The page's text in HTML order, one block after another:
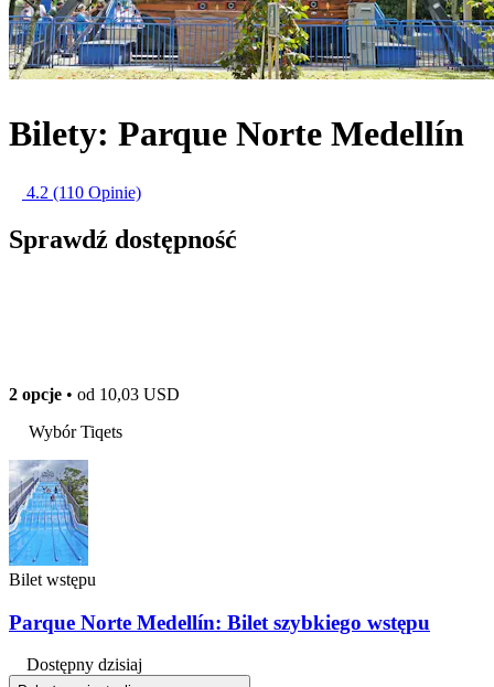
Bilety: Parque Norte Medellín
4.2 (110 Opinie)
Sprawdź dostępność
2 opcje • od 10,03 USD
Wybór Tiqets
Bilet wstępu
Parque Norte Medellín: Bilet szybkiego wstępu
Dostępny dzisiaj